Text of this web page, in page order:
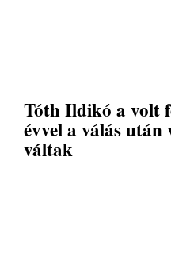
Tóth Ildikó a volt
évvel a válás után
váltak